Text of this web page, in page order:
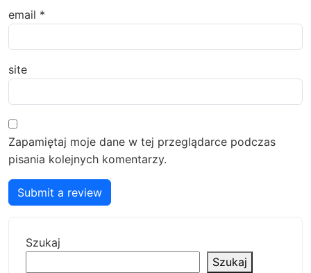
email *
site
Zapamiętaj moje dane w tej przeglądarce podczas
pisania kolejnych komentarzy.
Submit a review
Szukaj
Szukaj